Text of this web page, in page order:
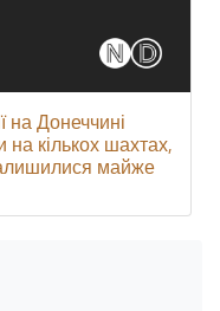
на Донеччині
на кількох шахтах,
майже